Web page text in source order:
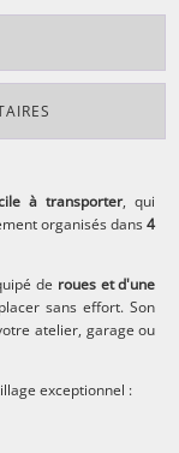
à transporter, qui
organisés dans4
de roues et d'une
sans effort. Son
atelier, garage ou
exceptionnel :